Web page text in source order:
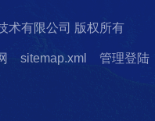
术有限公司 版权所有
sitemap.xml 管理登陆